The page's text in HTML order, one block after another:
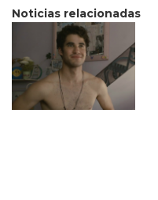
Noticias relacionadas